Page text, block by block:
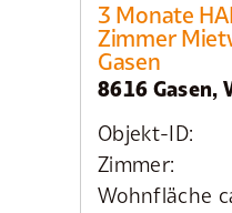
3 Monate
Zimmer
Gasen
8616 Gasen,
Objekt-ID:
Zimmer:
Wohnfläche